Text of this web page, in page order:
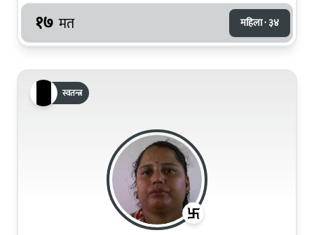
१७ मत महिला · ३४
स्वतन्त्र